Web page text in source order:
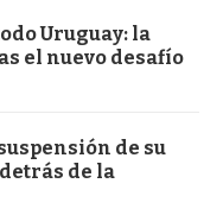
Uruguay: la
el nuevo desafío
de su
de la